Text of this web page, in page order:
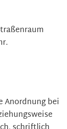
Anordnung bei